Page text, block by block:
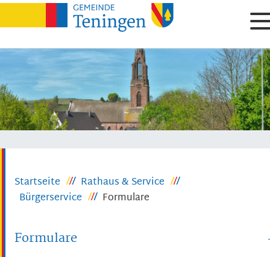
Startseite
Rathaus & Service
Bürgerservice
Formulare
Formulare